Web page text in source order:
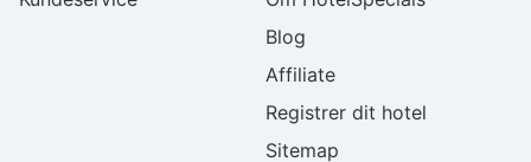
Blog
Affiliate
Registrer dit hotel
Sitemap